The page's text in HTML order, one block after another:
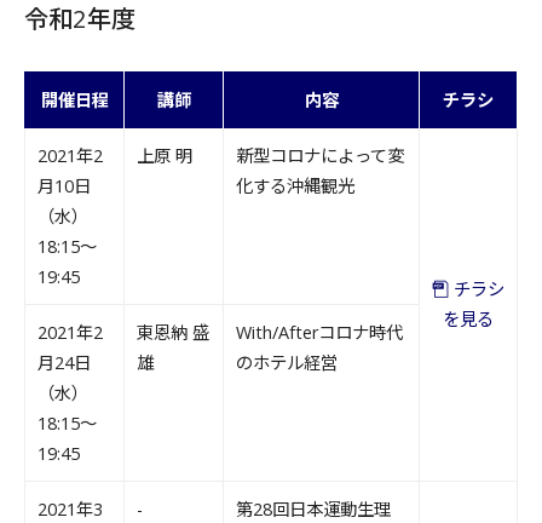
令和2年度
開催日程 講師 内容 チラシ
2021年2
月10日
（水）
18:15～
19:45
上原 明
新型コロナによって変
化する沖縄観光
チラシ
を見る
2021年2
月24日
（水）
18:15～
19:45
東恩納 盛
雄
With/Afterコロナ時代
のホテル経営
2021年3
-
第28回日本運動生理